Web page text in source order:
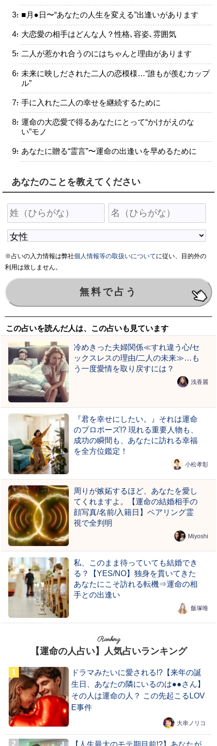
・■月●日〜“あなたの人生を変える”出逢いがあります
・大恋愛の相手はどんな人？性格､容姿､雰囲気
・二人が惹かれ合うのにはちゃんと理由があります
・未来に映しだされた二人の恋模様…“誰もが羨むカップ
ル”
・手に入れた二人の幸せを継続するために
・運命の大恋愛で得るあなたにとって“かけがえのな
い”モノ
・あなたに贈る“霊言”〜運命の出逢いを早めるために
あなたのことを教えてください
※占いの入力情報は弊社個人情報等の取扱いについてに従い、目的外の
利用は致しません。
この占いを読んだ人は、この占いも見ています
冷めきった夫婦関係≪すれ違う心/セ
ックスレスの理由/二人の未来≫…も
う一度愛情を取り戻すには？
浅香麗
『君を幸せにしたい。』それは運命
のプロポーズ!? 現れる重要人物も、
成功の瞬間も、あなたに訪れる幸福
を全方位鑑定！
小松孝彰
周りが嫉妬するほど、あなたを愛し
てくれますよ。【運命の結婚相手の
顔写真/名前/入籍日】ペアリング霊
視で全判明
Miyoshi
私、このまま待っていても結婚でき
る？【YES/NO】独身を貫いてきた
あなたにこそ訪れる転機⇒運命の相
手との出逢い
飯塚唯
Ranking
【運命の人占い】人気占いランキング
ドラマみたいに愛される!?【来年の誕
生日、あなたの隣にいるのは●●さん】
その人は運命の人？ この先起こるLOV
E事件
大串ノリコ